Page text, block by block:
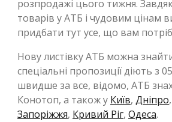
розпродажі цього тижня.
товарів у АТБ і чудовим цінам
придбати тут усе, що вам
Нову листівку АТБ можна
спеціальні пропозиції діють з
швидше за все, відомо, АТБ
Конотоп, а також у Київ, Дніпро,
Запоріжжя, Кривий Ріг, Одеса.